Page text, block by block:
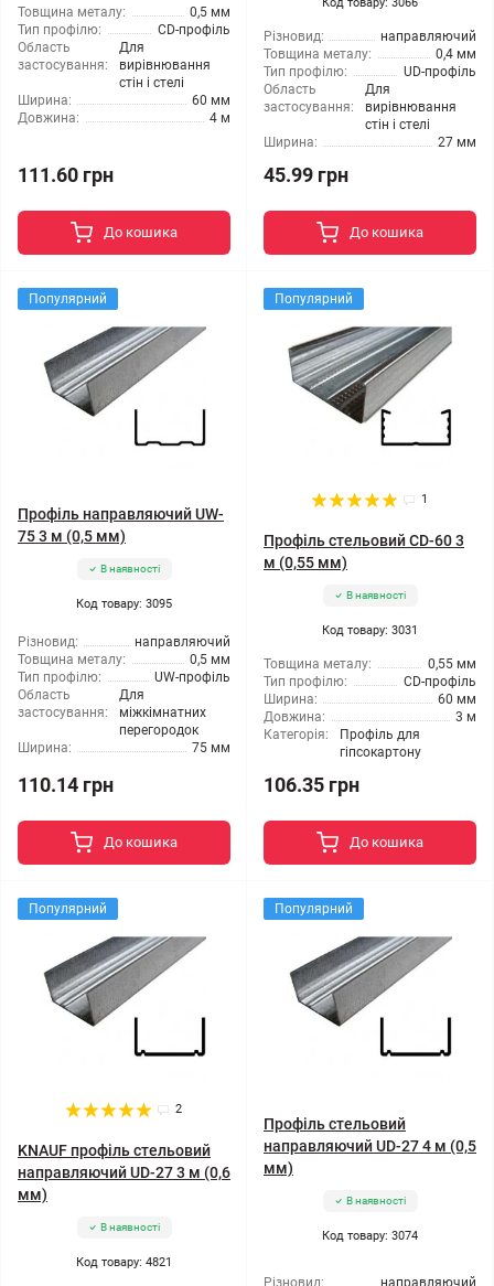
Товщина металу:
0,5 мм
Тип профілю:
CD-профіль
Область
застосування:
Для
вирівнювання
стін і стелі
Ширина:
60 мм
Довжина:
4 м
111.60 грн
До кошика
Різновид:
направляючий
Товщина металу:
0,4 мм
Тип профілю:
UD-профіль
Область
застосування:
Для
вирівнювання
стін і стелі
Ширина:
27 мм
45.99 грн
До кошика
Популярний
Профіль направляючий UW-
75 3 м (0,5 мм)
В наявності
Код товару: 3095
Різновид:
направляючий
Товщина металу:
0,5 мм
Тип профілю:
UW-профіль
Область
застосування:
Для
міжкімнатних
перегородок
Ширина:
75 мм
110.14 грн
До кошика
Популярний
1
Профіль стельовий CD-60 3
м (0,55 мм)
В наявності
Код товару: 3031
Товщина металу:
0,55 мм
Тип профілю:
CD-профіль
Ширина:
60 мм
Довжина:
3 м
Категорія:
Профіль для
гіпсокартону
106.35 грн
До кошика
Популярний
2
KNAUF профіль стельовий
направляючий UD-27 3 м (0,6
мм)
В наявності
Код товару: 4821
Популярний
Профіль стельовий
направляючий UD-27 4 м (0,5
мм)
В наявності
Код товару: 3074
Різновид: направляючий